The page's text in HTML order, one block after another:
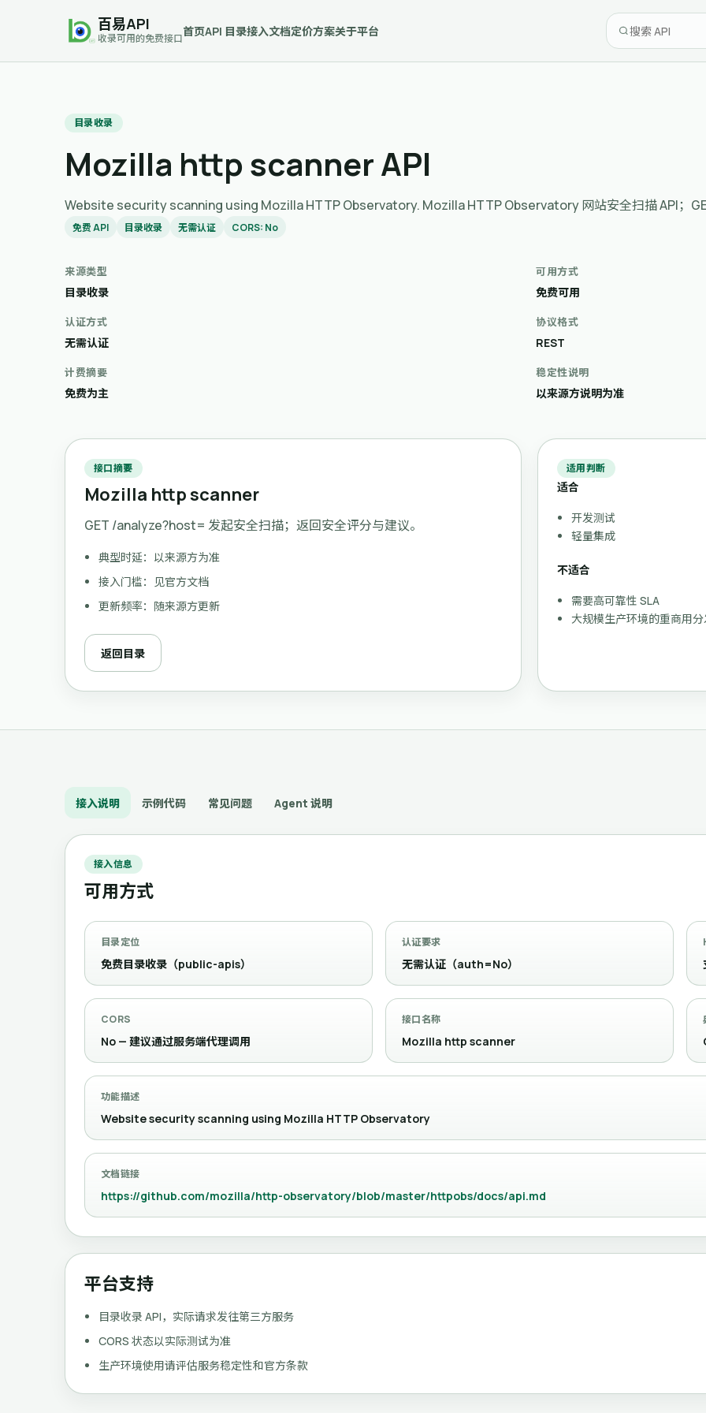
百易API
收录可用的免费接口
首页API 目录接入文档定价方案关于平台
目录收录
Mozilla http scanner API
Website security scanning using Mozilla HTTP Observatory. Mozilla HTTP Observatory 网站安全扫描 API；
免费 API 目录收录 无需认证 CORS: No
来源类型
目录收录
可用方式
免费可用
认证方式
无需认证
协议格式
REST
计费摘要
免费为主
稳定性说明
以来源方说明为准
接口摘要
Mozilla http scanner
GET /analyze?host= 发起安全扫描；返回安全评分与建议。
典型时延：以来源方为准
接入门槛：见官方文档
更新频率：随来源方更新
返回目录
适用判断
适合
开发测试
轻量集成
不适合
需要高可靠性 SLA
大规模生产环境的重商用
接入说明 示例代码 常见问题 Agent 说明
接入信息
可用方式
目录定位
免费目录收录（public-apis）
认证要求
无需认证（auth=No）
CORS
No — 建议通过服务端代理调用
接口名称
Mozilla http scanner
功能描述
Website security scanning using Mozilla HTTP Observatory
文档链接
https://github.com/mozilla/http-observatory/blob/master/httpobs/docs/api.md
平台支持
目录收录 API，实际请求发往第三方服务
CORS 状态以实际测试为准
生产环境使用请评估服务稳定性和官方条款